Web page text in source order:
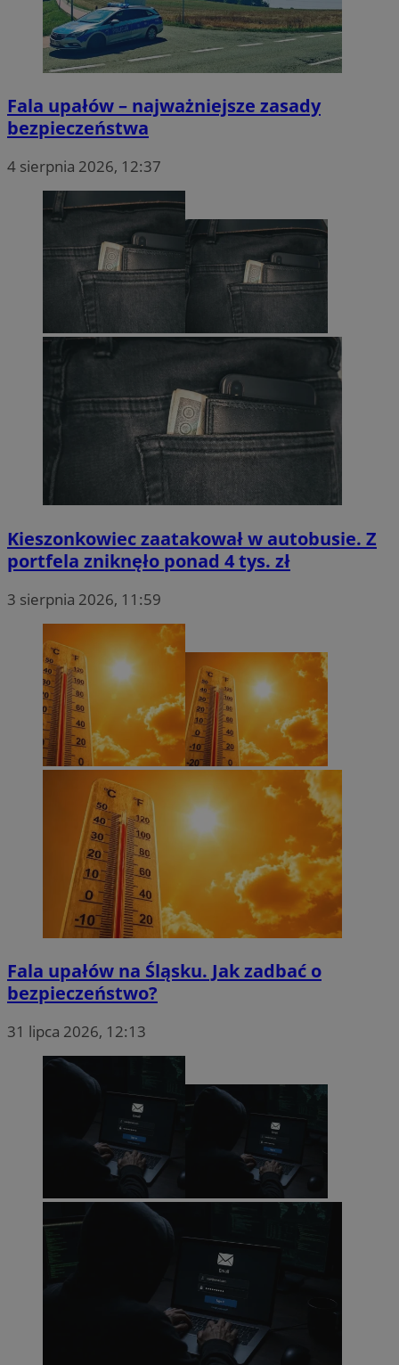
Fala upałów – najważniejsze zasady
bezpieczeństwa
4 sierpnia 2026, 12:37
Kieszonkowiec zaatakował w autobusie. Z
portfela zniknęło ponad 4 tys. zł
3 sierpnia 2026, 11:59
Fala upałów na Śląsku. Jak zadbać o
bezpieczeństwo?
31 lipca 2026, 12:13